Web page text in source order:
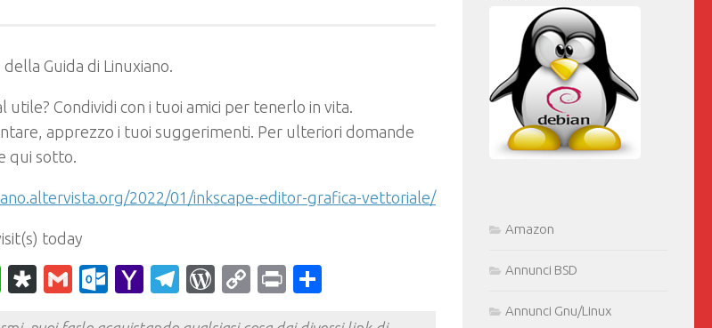
Guida di Linuxiano.
Condividi con i tuoi amici per tenerlo in vita.
apprezzo i tuoi suggerimenti. Per ulteriori domande
qui sotto.
2022/01/inkscape-editor-grafica-vettoriale/
today
WhatsApp
Diaspora
GmailOutlook.com
YahooTelegram
WordPress
CopyPrint
Amazon
Annunci BSD
Annunci Gnu/Linux